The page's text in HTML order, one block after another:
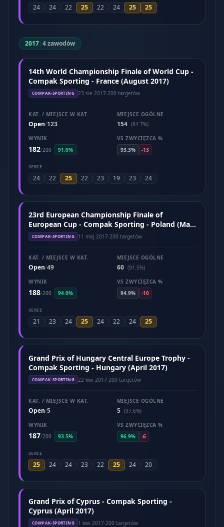
24 24 22 25 22 24 25 25
2017|4 zawodów
14th World Championship Finale of World Cup -
Compak Sporting - France (August 2017)
COMPAK-SPORTING 23 sie 2017·200 targetów
KAT. / MIEJSCE W KAT.
Open/123
MIEJSCE OGÓLNE
154 (84.7%)
WYNIK
182/200 91.0%
VS ZWYCIĘZCA %
93.3%
-13
SERIE
24 22 25 22 23 19 23 24
23rd European Championship Finale of
European Cup - Compak Sporting - Poland (May
2017)
COMPAK-SPORTING 11 maj 2017·200 targetów
KAT. / MIEJSCE W KAT.
Open/49
MIEJSCE OGÓLNE
60 (91.5%)
WYNIK
188/200 94.0%
VS ZWYCIĘZCA %
94.9%
-10
SERIE
21 23 24 25 24 22 24 25
Grand Prix of Hungary Central Europe Trophy -
Compak Sporting - Hungary (April 2017)
COMPAK-SPORTING 22 kwi 2017·200 targetów
KAT. / MIEJSCE W KAT.
Open/5
MIEJSCE OGÓLNE
5 (97.6%)
WYNIK
187/200 93.5%
VS ZWYCIĘZCA %
96.9%
-6
SERIE
25 24 24 23 22 25 24 20
Grand Prix of Cyprus - Compak Sporting -
Cyprus (April 2017)
COMPAK-SPORTING 1 kwi 2017·200 targetów